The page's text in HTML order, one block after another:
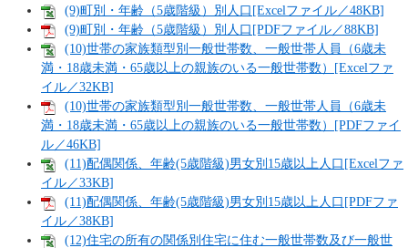
(9)町別・年齢（5歳階級）別人口[Excelファイル／48KB]
(9)町別・年齢（5歳階級）別人口[PDFファイル／88KB]
(10)世帯の家族類型別一般世帯数、一般世帯人員（6歳未
満・18歳未満・65歳以上の親族のいる一般世帯数）[Excelファ
イル／32KB]
(10)世帯の家族類型別一般世帯数、一般世帯人員（6歳未
満・18歳未満・65歳以上の親族のいる一般世帯数）[PDFファイ
ル／46KB]
(11)配偶関係、年齢(5歳階級)男女別15歳以上人口[Excelファ
イル／33KB]
(11)配偶関係、年齢(5歳階級)男女別15歳以上人口[PDFファ
イル／38KB]
(12)住宅の所有の関係別住宅に住む一般世帯数及び一般世